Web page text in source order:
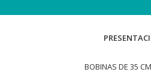
BOBINAS DE 35